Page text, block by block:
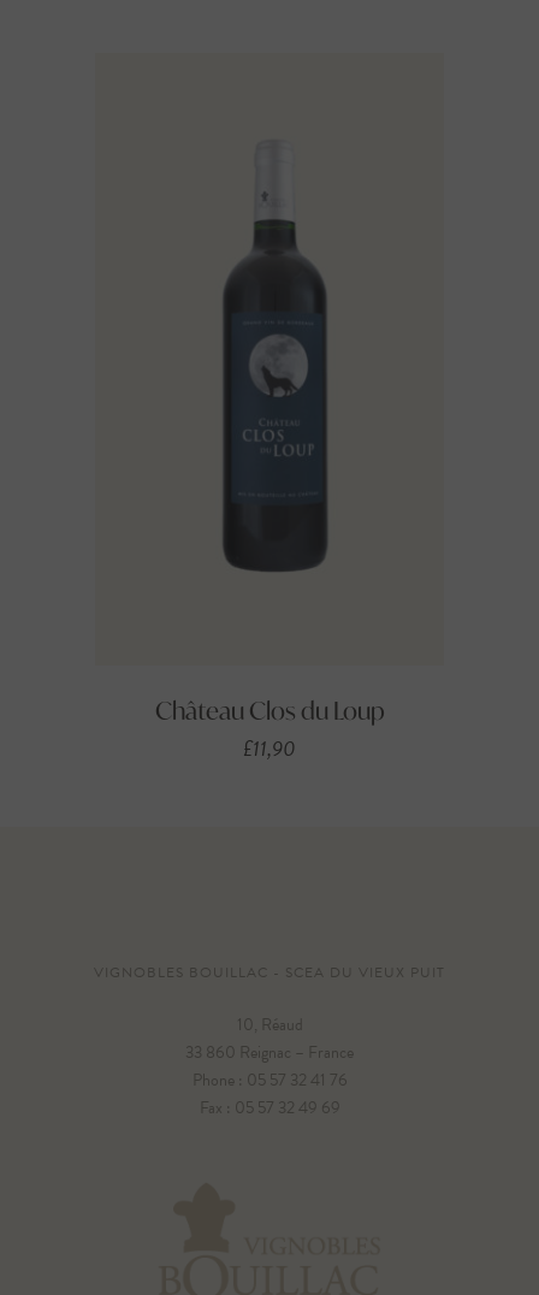
Château Clos du Loup
£11,90
VIGNOBLES BOUILLAC - SCEA DU VIEUX PUIT
10, Réaud
33 860 Reignac – France
Phone : 05 57 32 41 76
Fax : 05 57 32 49 69